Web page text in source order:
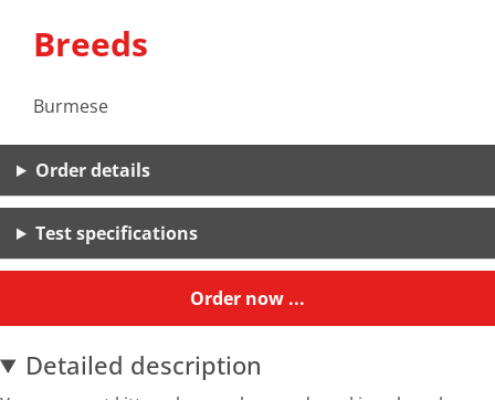
Breeds
Burmese
Order details
Test specifications
Order now ...
Detailed description